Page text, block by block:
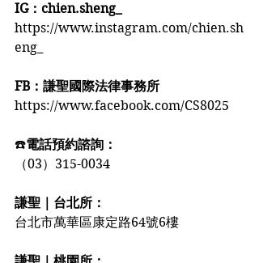
IG：chien.sheng_
https://www.instagram.com/chien.sh
eng_
FB：謙聖國際法律事務所
https://www.facebook.com/CS8025
☎️電話預約諮詢：
（03）315-0034
謙聖｜台北所：
台北市萬華區康定路64號6樓